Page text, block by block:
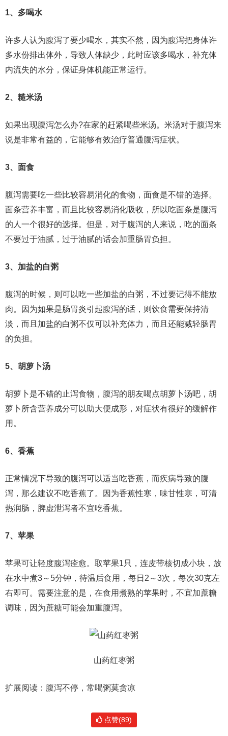
1、多喝水
许多人认为腹泻了要少喝水，其实不然，因为腹泻把身体许
多水份排出体外，导致人体缺少，此时应该多喝水，补充体
内流失的水分，保证身体机能正常运行。
2、糙米汤
如果出现腹泻怎么办?在家的赶紧喝些米汤。米汤对于腹泻来
说是非常有益的，它能够有效治疗普通腹泻症状。
3、面食
腹泻需要吃一些比较容易消化的食物，面食是不错的选择。
面条营养丰富，而且比较容易消化吸收，所以吃面条是腹泻
的人一个很好的选择。但是，对于腹泻的人来说，吃的面条
不要过于油腻，过于油腻的话会加重肠胃负担。
3、加盐的白粥
腹泻的时候，则可以吃一些加盐的白粥，不过要记得不能放
肉。因为如果是肠胃炎引起腹泻的话，则饮食需要保持清
淡，而且加盐的白粥不仅可以补充体力，而且还能减轻肠胃
的负担。
5、胡萝卜汤
胡萝卜是不错的止泻食物，腹泻的朋友喝点胡萝卜汤吧，胡
萝卜所含营养成分可以助大便成形，对症状有很好的缓解作
用。
6、香蕉
正常情况下导致的腹泻可以适当吃香蕉，而疾病导致的腹
泻，那么建议不吃香蕉了。因为香蕉性寒，味甘性寒，可清
热润肠，脾虚泄泻者不宜吃香蕉。
7、苹果
苹果可让轻度腹泻痊愈。取苹果1只，连皮带核切成小块，放
在水中煮3～5分钟，待温后食用，每日2～3次，每次30克左
右即可。需要注意的是，在食用煮熟的苹果时，不宜加蔗糖
调味，因为蔗糖可能会加重腹泻。
山药红枣粥
扩展阅读：腹泻不停，常喝粥莫贪凉
点赞(89)